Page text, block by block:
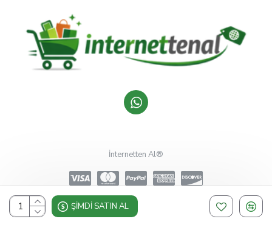
ŞIMDI SATIN AL
İnternetten Al®
Design, Hosting & Support By Shopgez.com